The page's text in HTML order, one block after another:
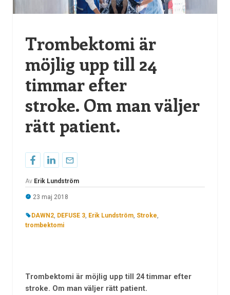
Trombektomi är
möjlig upp till 24
timmar efter
stroke. Om man väljer
rätt patient.
Av Erik Lundström
23 maj 2018
DAWN2, DEFUSE 3, Erik Lundström, Stroke,
trombektomi
Trombektomi är möjlig upp till 24 timmar efter
stroke. Om man väljer rätt patient.